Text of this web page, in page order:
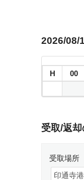
2026/08/
H 00
受取/返
受取場所